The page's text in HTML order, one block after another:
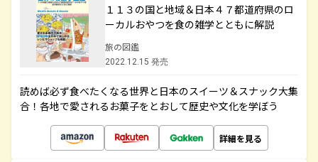
１１３の国と地域＆日本４７都道府県のロ
ーカルおやつを食の雑学とともに解説
旅の図鑑
2022.12.15 発売
読めば必ず食べたくなる世界と日本のスイーツ＆スナック大集
合！各地で愛されるお菓子をとおして歴史や文化を学ぼう
詳細を見る